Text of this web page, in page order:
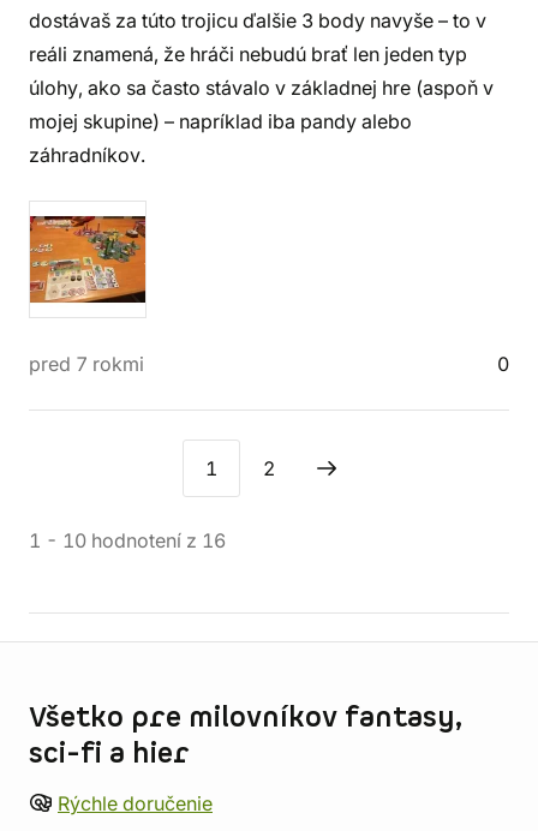
dostávaš za túto trojicu ďalšie 3 body navyše – to v
reáli znamená, že hráči nebudú brať len jeden typ
úlohy, ako sa často stávalo v základnej hre (aspoň v
mojej skupine) – napríklad iba pandy alebo
záhradníkov.
pred 7 rokmi 0
1 2
1 - 10 hodnotení z 16
Všetko pre milovníkov fantasy,
sci-fi a hier
Rýchle doručenie